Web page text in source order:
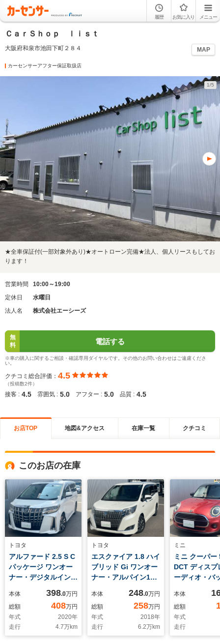
履歴 お気に入り メニュー
ＣａｒＳｈｏｐ ｌｉｓｔ
大阪府和泉市池田下町２８４ MAP
カーセンサーアフター保証取扱店
1/5
★全車保証付(一部対象外あり)★オートローン完備★法人、個人リースもしてお
ります！
営業時間
10:00～19:00
定休日
水曜日
法人名
株式会社エーシーズ
無
料
電話する
※車の購入に関するご相談・確認専用ダイヤルです。その他のお問い合わせはご遠慮くださ
い。
クチコミ総合評価： 4.5
（投稿数2件）
接客 : 4.5 雰囲気 : 5.0 アフター : 5.0 品質 : 4.5
お店TOP 地図&アクセス 在庫一覧 クチコミ
このお店の在庫
トヨタ
アルファード 2.5 S C
パッケージ ワンオー
ナー・デジタルインナ
ンルーフ・12.1型後部
モニター・前後ドライ
ブレコーダー・シート
ベンチレーション・三
眼LEDヘッド・セーフ
本体 398.0万円
総額
408万円
年式
2020年
走行
4.7万km
トヨタ
エスクァイア 1.8 ハイ
ブリッド Gi ワンオー
ナー・アルパイン11
メラ・両側パワースラ
イドドア・セーフティ
センス・プリクラッシ
ュ・オートマチックハ
イビーム・シートヒー
本体 248.0万円
総額
258万円
年式
2018年
走行
6.2万km
ミニ
ミニ クーパー
DCT ディスプ
ーディオ・バ
ーダー・ETC
リングストッ
ートキー2個
ーセンサー・
ド・純正16イ
本体
総額
年式
走行